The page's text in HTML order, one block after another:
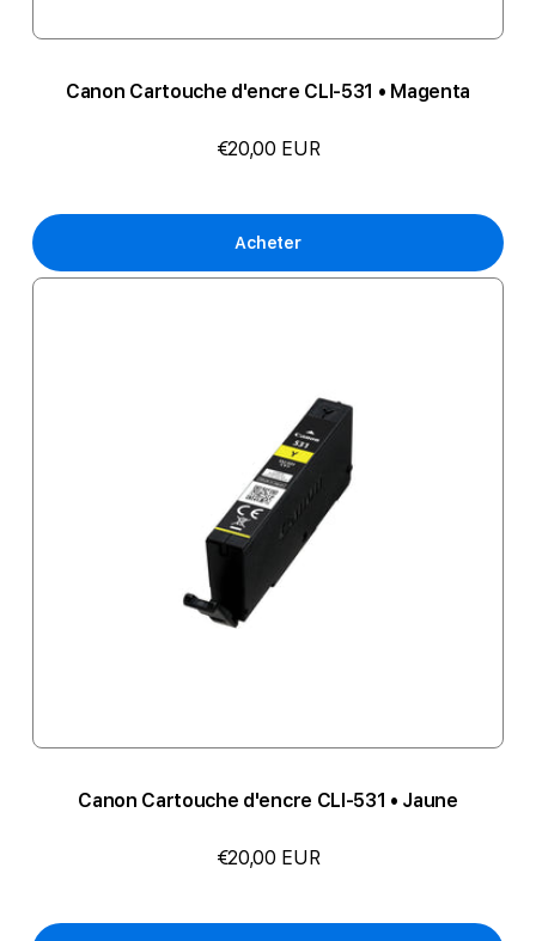
Canon Cartouche d'encre CLI-531 • Magenta
€20,00 EUR
Acheter
Canon Cartouche d'encre CLI-531 • Jaune
€20,00 EUR